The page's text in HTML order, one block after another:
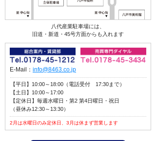
八代産業駐車場には、
旧道・新道・45号方面からも入れます
E-Mail： info@8463.co.jp
【平日】10:00～18:00（電話受付 17:30まで）
【土日】10:00～17:00
【定休日】毎週水曜日・第2 第4日曜日・祝日
（昼休み12:30～13:30）
2月は水曜日のみ定休日、3月は休まず営業します